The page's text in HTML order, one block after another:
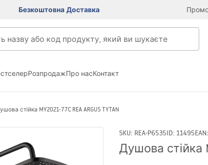
Безкоштовна Доставка
РозпродажПро насКонтакт
стійка MY2021-77C REA ARGUS TYTAN
SKU: REA-P6535ID: 11495EAN:
Душова стійка